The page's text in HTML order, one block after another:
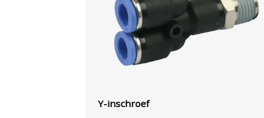
Y-inschroef